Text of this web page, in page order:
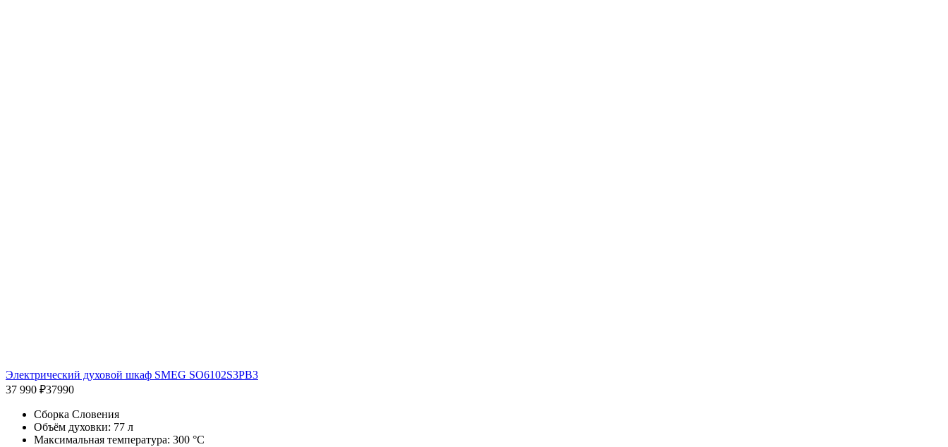
Электрический духовой шкаф SMEG SO6102S3PB3
37 990 ₽37990
Сборка Словения
Объём духовки: 77 л
Максимальная температура: 300 °С